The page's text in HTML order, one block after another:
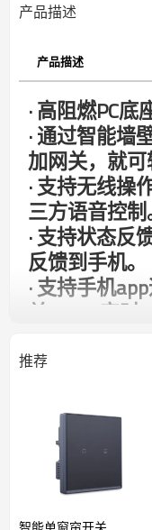
产品描述
产品描述
· 高阻燃PC底
· 通过智能墙
加网关，就可
·支持无线操
三方语音控制
·支持状态反
反馈到手机。
·支持手机
关、app定时
推荐